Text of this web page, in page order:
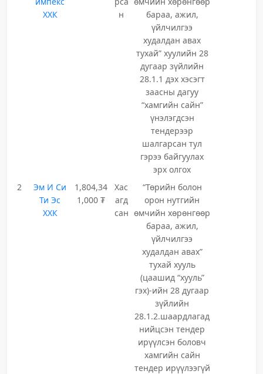
ХХК
н
бараа, ажил,
үйлчилгээ
худалдан авах
тухай” хуулийн 28
дугаар зүйлийн
28.1.1 дэх хэсэгт
заасны дагуу
“хамгийн сайн”
үнэлэгдсэн
тендерээр
шалгарсан тул
гэрээ байгуулах
эрх олгох
2
Эм И Си
Ти Эс
ХХК
1,804,34
1,000 ₮
Хас
агд
сан
“Төрийн болон
орон нутгийн
өмчийн хөрөнгөөр
бараа, ажил,
үйлчилгээ
худалдан авах”
тухай хууль
(цаашид “хууль”
гэх)-ийн 28 дугаар
зүйлийн
28.1.2.шаардлагад
нийцсэн тендер
ирүүлсэн боловч
хамгийн сайн
тендер ирүүлээгүй